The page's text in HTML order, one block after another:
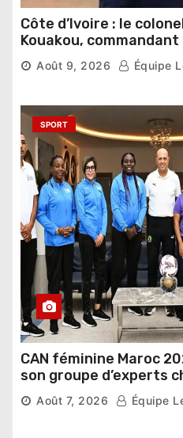
Côte d’Ivoire : le
Kouakou, commandant
militaire, n’est plus
Août 9, 2026 Équipe
SPORT
CAN féminine Maroc
son groupe d’experts
compétition
Août 7, 2026 Équipe